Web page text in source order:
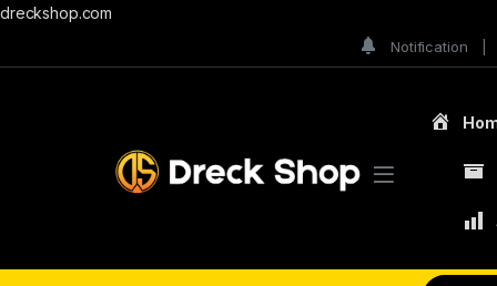
dreckshop.com
Notification